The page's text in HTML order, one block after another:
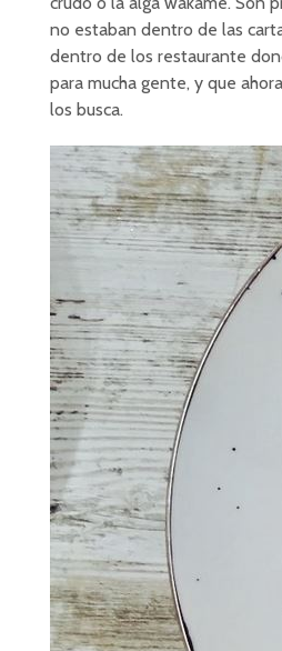
no estaban dentro de las
dentro de los restaurante
para mucha gente, y que
los busca.